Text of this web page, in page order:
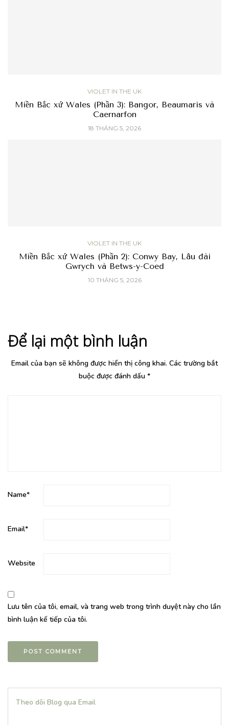
VIOLET IN THE UK
Miền Bắc xứ Wales (Phần 3): Bangor, Beaumaris và
Caernarfon
18 THÁNG 5, 2026
VIOLET IN THE UK
Miền Bắc xứ Wales (Phần 2): Conwy Bay, Lâu đài
Gwrych và Betws-y-Coed
10 THÁNG 5, 2026
Để lại một bình luận
Email của bạn sẽ không được hiển thị công khai. Các trường bắt
buộc được đánh dấu *
Name*
Email*
Website
Lưu tên của tôi, email, và trang web trong trình duyệt này cho lần
bình luận kế tiếp của tôi.
Theo dõi Blog qua Email